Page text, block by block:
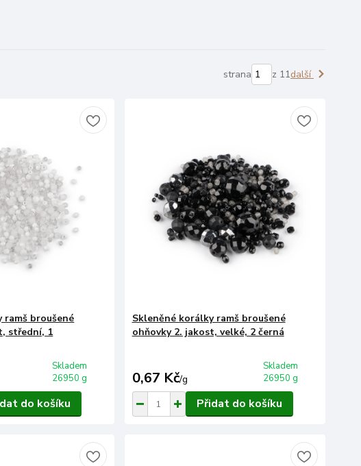
strana z 11další
ramš broušené
střední, 1
Skladem
26950 g
do košíku
Skleněné korálky ramš broušené
ohňovky 2. jakost, velké, 2 černá
0,67 Kč/g
Skladem
26950 g
Přidat do košíku